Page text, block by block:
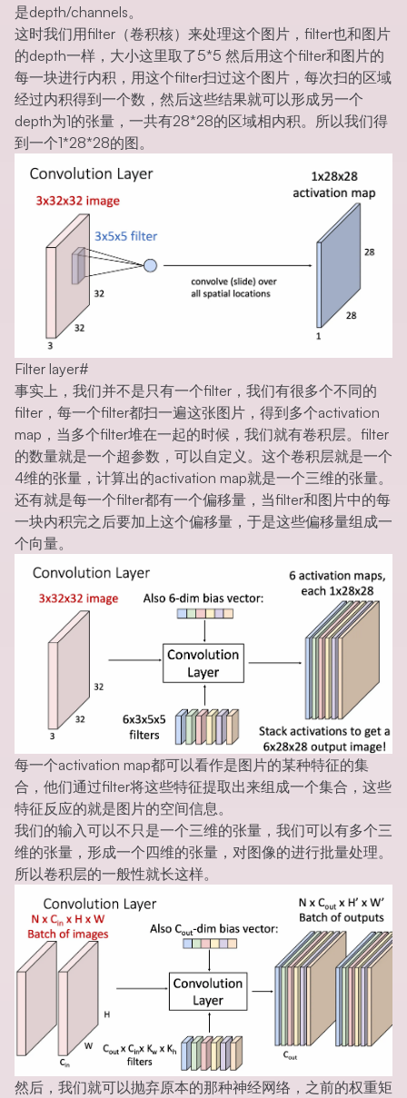
是depth/channels。
这时我们用filter（卷积核）来处理这个图片，filter也和图片
的depth一样，大小这里取了5*5 然后用这个filter和图片的
每一块进行内积，用这个filter扫过这个图片，每次扫的区域
经过内积得到一个数，然后这些结果就可以形成另一个
depth为1的张量，一共有28*28的区域相内积。所以我们得
到一个1*28*28的图。
Filter layer#
事实上，我们并不是只有一个filter，我们有很多个不同的
filter，每一个filter都扫一遍这张图片，得到多个activation
map，当多个filter堆在一起的时候，我们就有卷积层。filter
的数量就是一个超参数，可以自定义。这个卷积层就是一个
4维的张量，计算出的activation map就是一个三维的张量。
还有就是每一个filter都有一个偏移量，当filter和图片中的每
一块内积完之后要加上这个偏移量，于是这些偏移量组成一
个向量。
每一个activation map都可以看作是图片的某种特征的集
合，他们通过filter将这些特征提取出来组成一个集合，这些
特征反应的就是图片的空间信息。
我们的输入可以不只是一个三维的张量，我们可以有多个三
维的张量，形成一个四维的张量，对图像的进行批量处理。
所以卷积层的一般性就长这样。
然后，我们就可以抛弃原本的那种神经网络，之前的权重矩